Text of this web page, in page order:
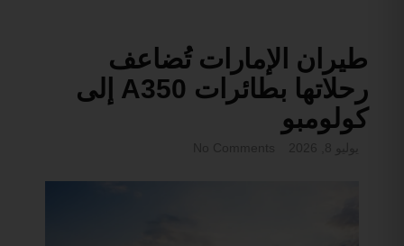
طيران الإمارات تُضاعف
رحلاتها بطائرات A350 إلى
كولومبو